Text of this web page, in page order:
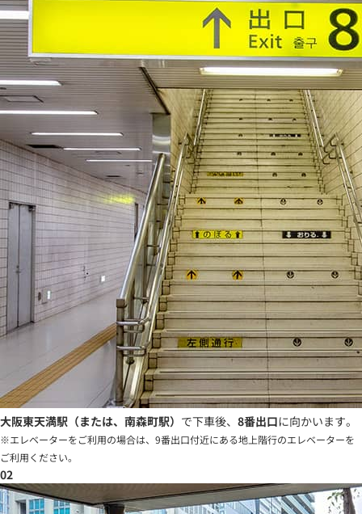
大阪東天満駅（または、南森町駅） で下車後、 8番出口に向かいます。
※エレベーターをご利用の場合は、9番出口付近にある地上階行のエレベーターを
ご利用ください。
02